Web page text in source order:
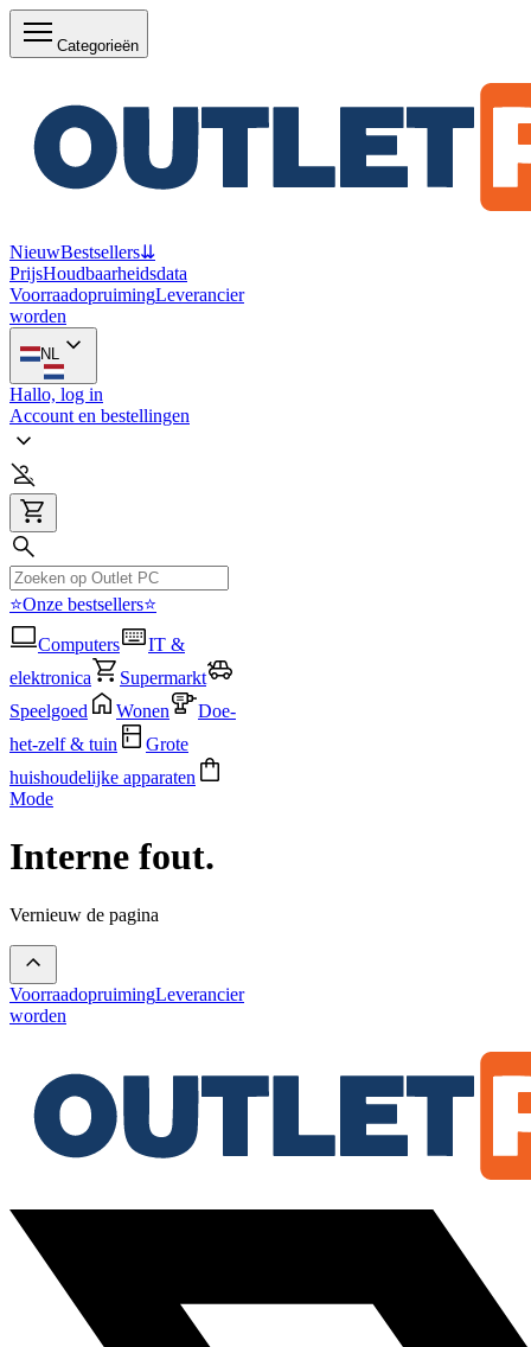
Categorieën
NieuwBestsellers⇊
PrijsHoudbaarheidsdata
VoorraadopruimingLeverancier
worden
NL
Hallo, log in
Account en bestellingen
⭐Onze bestsellers⭐
Computers
IT &
elektronica
Supermarkt
Speelgoed
Wonen
Doe-
het-zelf & tuin
Grote
huishoudelijke apparaten
Mode
Interne fout.
Vernieuw de pagina
VoorraadopruimingLeverancier
worden